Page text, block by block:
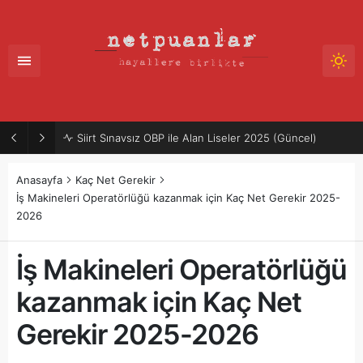
Siirt Sınavsız OBP ile Alan Liseler 2025 (Güncel)
Anasayfa
Kaç Net Gerekir
İş Makineleri Operatörlüğü kazanmak için Kaç Net Gerekir 2025-
2026
İş Makineleri Operatörlüğü
kazanmak için Kaç Net
Gerekir 2025-2026